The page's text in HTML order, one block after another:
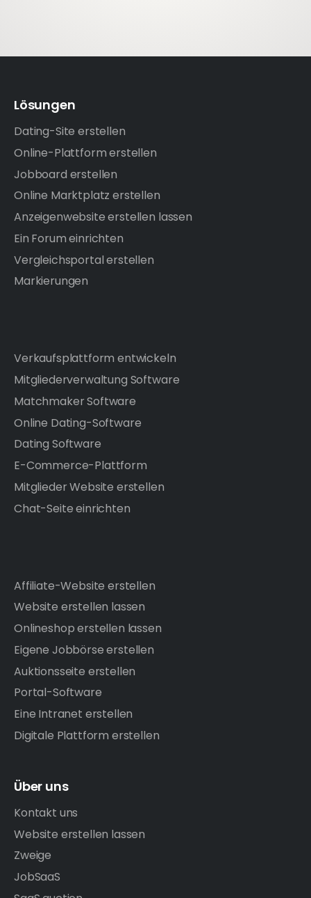
Lösungen
Dating-Site erstellen
Online-Plattform erstellen
Jobboard erstellen
Online Marktplatz erstellen
Anzeigenwebsite erstellen lassen
Ein Forum einrichten
Vergleichsportal erstellen
Markierungen
Verkaufsplattform entwickeln
Mitgliederverwaltung Software
Matchmaker Software
Online Dating-Software
Dating Software
E-Commerce-Plattform
Mitglieder Website erstellen
Chat-Seite einrichten
Affiliate-Website erstellen
Website erstellen lassen
Onlineshop erstellen lassen
Eigene Jobbörse erstellen
Auktionsseite erstellen
Portal-Software
Eine Intranet erstellen
Digitale Plattform erstellen
Über uns
Kontakt uns
Website erstellen lassen
Zweige
JobSaaS